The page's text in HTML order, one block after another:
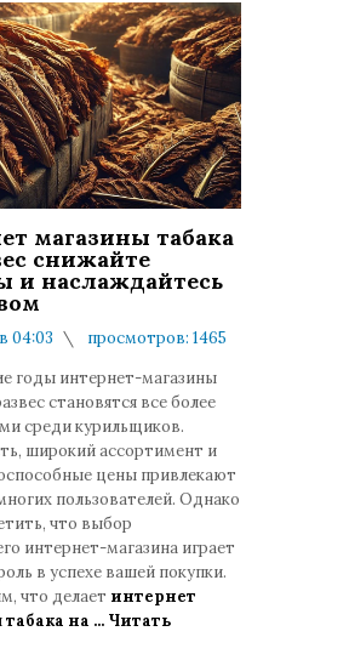
магазины табака
снижайте
и наслаждайтесь
04:03
просмотров: 1465
годы интернет-магазины
становятся все более
среди курильщиков.
широкий ассортимент и
цены привлекают
пользователей. Однако
что выбор
интернет-магазина играет
в успехе вашей покупки.
что делает интернет
на ... Читать